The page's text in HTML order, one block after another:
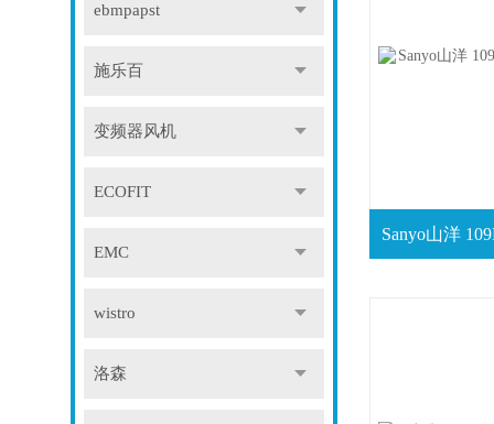
ebmpapst
施乐百
变频器风机
ECOFIT
EMC
wistro
洛森